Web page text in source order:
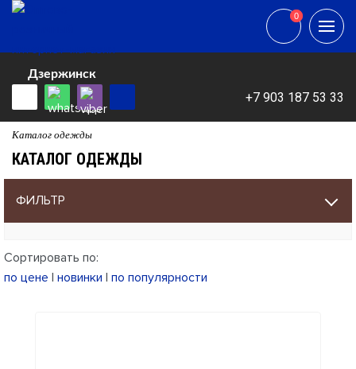
Дзержинск
+7 903 187 53 33
0
0
Каталог одежды
КАТАЛОГ ОДЕЖДЫ
ФИЛЬТР
Сортировать по:
по цене | новинки | по популярности